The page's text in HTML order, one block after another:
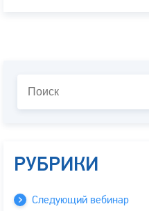
РУБРИКИ
Следующий вебинар